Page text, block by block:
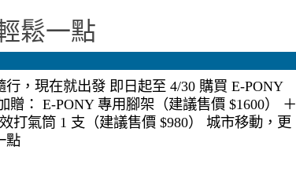
鬆一點
行，現在就出發 即日起至 4/30 購買 E-PONY
贈： E-PONY 專用腳架（建議售價 $1600） ＋
打氣筒 1 支（建議售價 $980） 城市移動，更
點